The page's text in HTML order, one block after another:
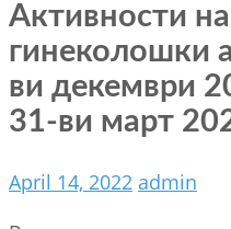
Активности
гинеколошки
ви декември
31-ви март
April 14, 2022 admin